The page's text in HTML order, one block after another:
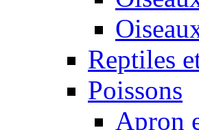
Reptiles
Poissons
Apron